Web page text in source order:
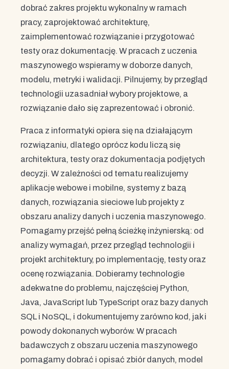
dobrać zakres projektu wykonalny w ramach
pracy, zaprojektować architekturę,
zaimplementować rozwiązanie i przygotować
testy oraz dokumentację. W pracach z uczenia
maszynowego wspieramy w doborze danych,
modelu, metryki i walidacji. Pilnujemy, by przegląd
technologii uzasadniał wybory projektowe, a
rozwiązanie dało się zaprezentować i obronić.
Praca z informatyki opiera się na działającym
rozwiązaniu, dlatego oprócz kodu liczą się
architektura, testy oraz dokumentacja podjętych
decyzji. W zależności od tematu realizujemy
aplikacje webowe i mobilne, systemy z bazą
danych, rozwiązania sieciowe lub projekty z
obszaru analizy danych i uczenia maszynowego.
Pomagamy przejść pełną ścieżkę inżynierską: od
analizy wymagań, przez przegląd technologii i
projekt architektury, po implementację, testy oraz
ocenę rozwiązania. Dobieramy technologie
adekwatne do problemu, najczęściej Python,
Java, JavaScript lub TypeScript oraz bazy danych
SQL i NoSQL, i dokumentujemy zarówno kod, jak i
powody dokonanych wyborów. W pracach
badawczych z obszaru uczenia maszynowego
pomagamy dobrać i opisać zbiór danych, model